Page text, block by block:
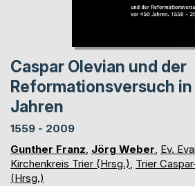
Caspar Olevian und der
Reformationsversuch
Jahren
1559 - 2009
Gunther Franz, Jörg Weber, Ev.
Kirchenkreis Trier (Hrsg.), Trier
(Hrsg.)